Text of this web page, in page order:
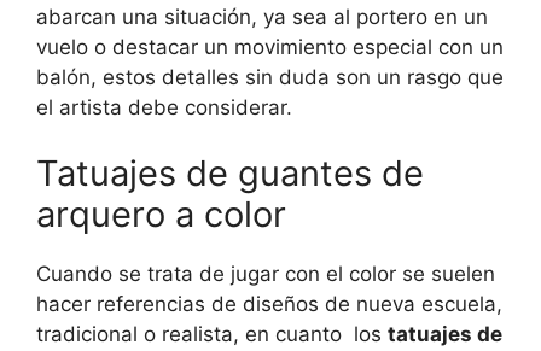
abarcan una situación, ya sea al portero en un
vuelo o destacar un movimiento especial con un
balón, estos detalles sin duda son un rasgo que
el artista debe considerar.
Tatuajes de guantes de
arquero a color
Cuando se trata de jugar con el color se suelen
hacer referencias de diseños de nueva escuela,
tradicional o realista, en cuanto los tatuajes de